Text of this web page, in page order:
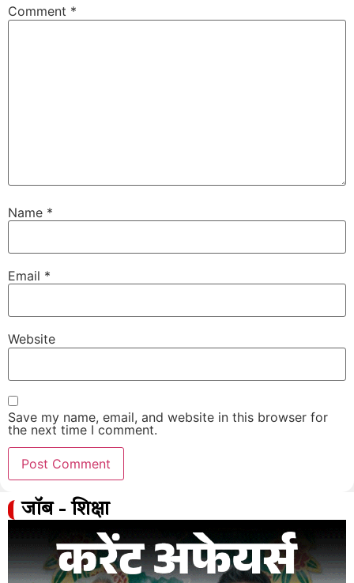
Comment *
Name *
Email *
Website
Save my name, email, and website in this browser for
the next time I comment.
जॉब - शिक्षा